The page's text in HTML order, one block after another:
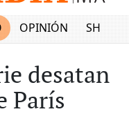
OPINIÓN SHOW
desatan
París